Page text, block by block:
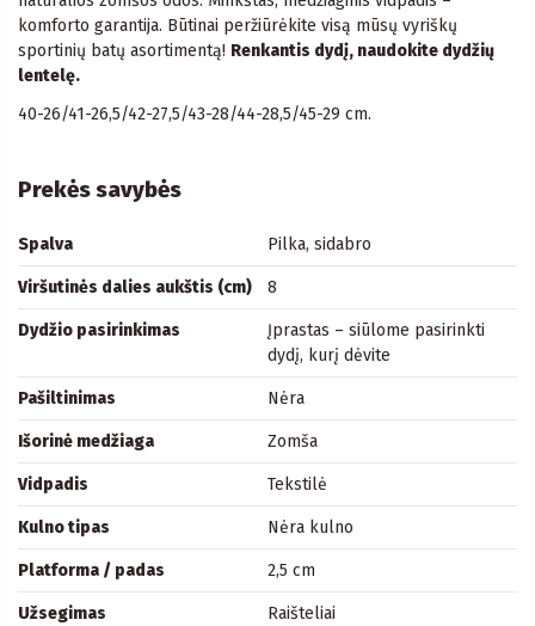
komforto garantija. Būtinai peržiūrėkite visą mūsų vyriškų
sportinių batų asortimentą! Renkantis dydį, naudokite dydžių
lentelę.
40-26/41-26,5/42-27,5/43-28/44-28,5/45-29 cm.
Prekės savybės
Spalva Pilka, sidabro
Viršutinės dalies aukštis (cm) 8
Dydžio pasirinkimas
Įprastas – siūlome pasirinkti
dydį, kurį dėvite
Pašiltinimas Nėra
Išorinė medžiaga Zomša
Vidpadis Tekstilė
Kulno tipas Nėra kulno
Platforma / padas 2,5 cm
Užsegimas Raišteliai